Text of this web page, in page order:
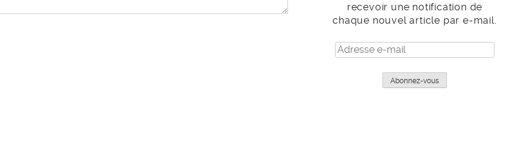
recevoir une notification de
chaque nouvel article par e-mail.
Adresse
e-
Abonnez-vous